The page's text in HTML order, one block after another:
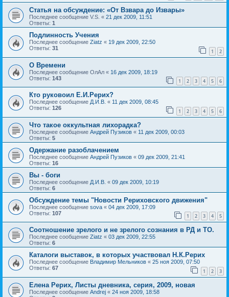
Статья на обсуждение: «От Взвара до Извары»
Последнее сообщение V.S. « 21 дек 2009, 11:51
Ответы: 1
Подлинность Учения
Последнее сообщение Ziatz « 19 дек 2009, 22:50
Ответы: 31 1 2
О Времени
Последнее сообщение ОлАл « 16 дек 2009, 18:19
Ответы: 143 1 2 3 4 5 6
Кто руковоил Е.И.Рерих?
Последнее сообщение Д.И.В. « 11 дек 2009, 08:45
Ответы: 126 1 2 3 4 5 6
Что такое оккультная лихорадка?
Последнее сообщение Андрей Пузиков « 11 дек 2009, 00:03
Ответы: 5
Одержание разоблачением
Последнее сообщение Андрей Пузиков « 09 дек 2009, 21:41
Ответы: 16
Вы - боги
Последнее сообщение Д.И.В. « 09 дек 2009, 10:19
Ответы: 6
Обсуждение темы "Новости Рериховского движения"
Последнее сообщение sova « 04 дек 2009, 17:09
Ответы: 107 1 2 3 4 5
Соотношение зрелого и не зрелого сознания в РД и ТО.
Последнее сообщение Ziatz « 03 дек 2009, 22:55
Ответы: 6
Каталоги выставок, в которых участвовал Н.К.Рерих
Последнее сообщение Владимир Мельников « 25 ноя 2009, 07:50
Ответы: 67 1 2 3
Елена Рерих, Листы дневника, серия, 2009, новая
Последнее сообщение Andrej « 24 ноя 2009, 18:58